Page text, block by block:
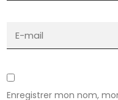
Enregistrer mon nom,